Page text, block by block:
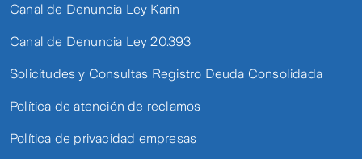
Canal de Denuncia Ley Karin
Canal de Denuncia Ley 20.393
Solicitudes y Consultas Registro Deuda Consolidada
Política de atención de reclamos
Política de privacidad empresas